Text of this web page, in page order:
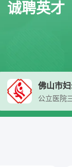
猜你想
诚聘英才
佛山市
公立医院